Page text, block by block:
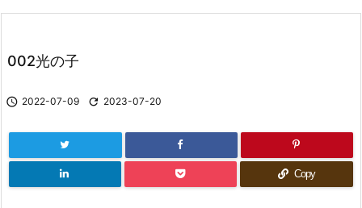
002光の子
 2022-07-09  2023-07-20
Copy